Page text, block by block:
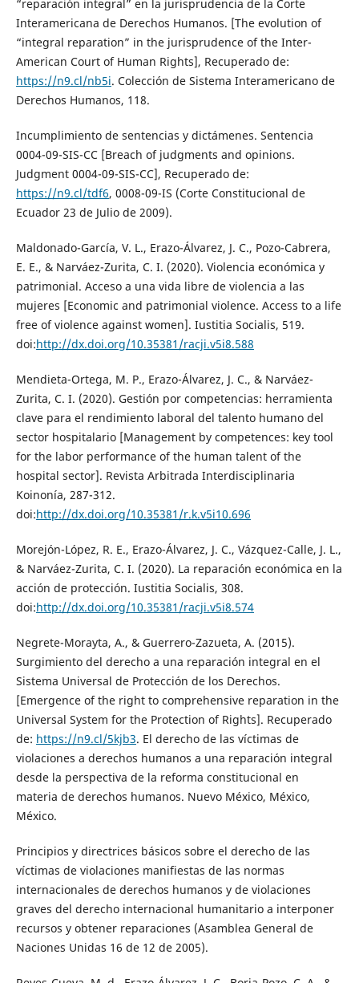
“reparación integral” en la jurisprudencia de la Corte
Interamericana de Derechos Humanos. [The evolution of
“integral reparation” in the jurisprudence of the Inter-
American Court of Human Rights], Recuperado de:
https://n9.cl/nb5i. Colección de Sistema Interamericano de
Derechos Humanos, 118.
Incumplimiento de sentencias y dictámenes. Sentencia
0004-09-SIS-CC [Breach of judgments and opinions.
Judgment 0004-09-SIS-CC], Recuperado de:
https://n9.cl/tdf6, 0008-09-IS (Corte Constitucional de
Ecuador 23 de Julio de 2009).
Maldonado-García, V. L., Erazo-Álvarez, J. C., Pozo-Cabrera,
E. E., & Narváez-Zurita, C. I. (2020). Violencia económica y
patrimonial. Acceso a una vida libre de violencia a las
mujeres [Economic and patrimonial violence. Access to a life
free of violence against women]. Iustitia Socialis, 519.
doi:http://dx.doi.org/10.35381/racji.v5i8.588
Mendieta-Ortega, M. P., Erazo-Álvarez, J. C., & Narváez-
Zurita, C. I. (2020). Gestión por competencias: herramienta
clave para el rendimiento laboral del talento humano del
sector hospitalario [Management by competences: key tool
for the labor performance of the human talent of the
hospital sector]. Revista Arbitrada Interdisciplinaria
Koinonía, 287-312.
doi:http://dx.doi.org/10.35381/r.k.v5i10.696
Morejón-López, R. E., Erazo-Álvarez, J. C., Vázquez-Calle, J. L.,
& Narváez-Zurita, C. I. (2020). La reparación económica en la
acción de protección. Iustitia Socialis, 308.
doi:http://dx.doi.org/10.35381/racji.v5i8.574
Negrete-Morayta, A., & Guerrero-Zazueta, A. (2015).
Surgimiento del derecho a una reparación integral en el
Sistema Universal de Protección de los Derechos.
[Emergence of the right to comprehensive reparation in the
Universal System for the Protection of Rights]. Recuperado
de: https://n9.cl/5kjb3. El derecho de las víctimas de
violaciones a derechos humanos a una reparación integral
desde la perspectiva de la reforma constitucional en
materia de derechos humanos. Nuevo México, México,
México.
Principios y directrices básicos sobre el derecho de las
víctimas de violaciones manifiestas de las normas
internacionales de derechos humanos y de violaciones
graves del derecho internacional humanitario a interponer
recursos y obtener reparaciones (Asamblea General de
Naciones Unidas 16 de 12 de 2005).